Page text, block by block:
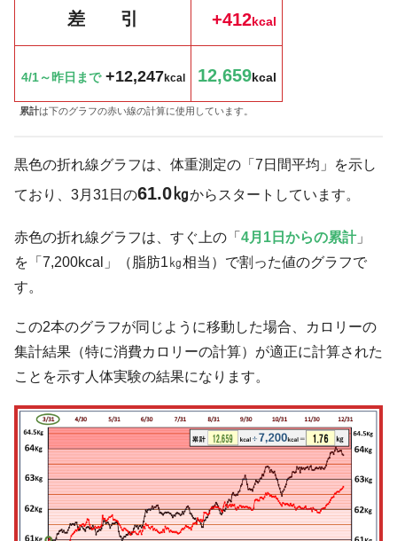
差 引 +412kcal
4/1～昨日まで +12,247kcal 12,659kcal
累計は下のグラフの赤い線の計算に使用しています。
黒色の折れ線グラフは、体重測定の「7日間平均」を示し
ており、3月31日の61.0㎏からスタートしています。
赤色の折れ線グラフは、すぐ上の「 4月1日からの累計」
を「7,200kcal」（脂肪1㎏相当）で割った値のグラフで
す。
この2本のグラフが同じように移動した場合、カロリーの
集計結果（特に消費カロリーの計算）が適正に計算された
ことを示す人体実験の結果になります。